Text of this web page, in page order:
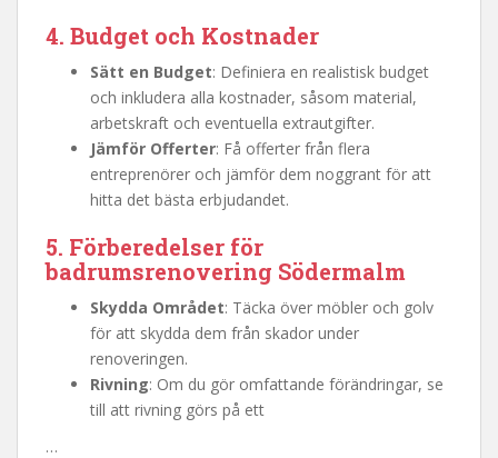
4. Budget och Kostnader
Sätt en Budget: Definiera en realistisk budget
och inkludera alla kostnader, såsom material,
arbetskraft och eventuella extrautgifter.
Jämför Offerter: Få offerter från flera
entreprenörer och jämför dem noggrant för att
hitta det bästa erbjudandet.
5. Förberedelser för
badrumsrenovering Södermalm
Skydda Området: Täcka över möbler och golv
för att skydda dem från skador under
renoveringen.
Rivning: Om du gör omfattande förändringar, se
till att rivning görs på ett
…